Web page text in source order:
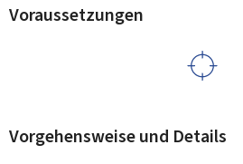
Voraussetzungen
Vorgehensweise und Details